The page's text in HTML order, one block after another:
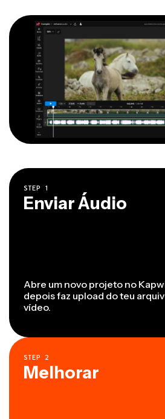
STEP 1
Enviar Áudio
Abre um novo projeto no
depois faz upload do teu
vídeo.
STEP 2
Melhorar